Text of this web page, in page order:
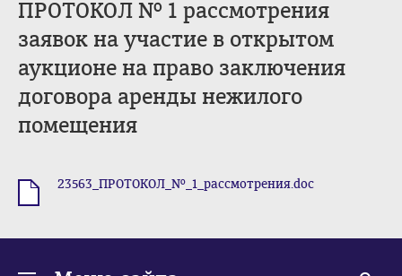
ПРОТОКОЛ № 1 рассмотрения
заявок на участие в открытом
аукционе на право заключения
договора аренды нежилого
помещения
23563_ПРОТОКОЛ_№_1_рассмотрения.doc